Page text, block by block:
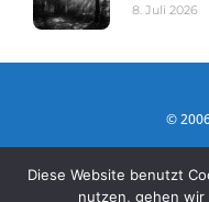
8. Juli 2026
©
Diese Website benutzt
nutzen, gehen wir